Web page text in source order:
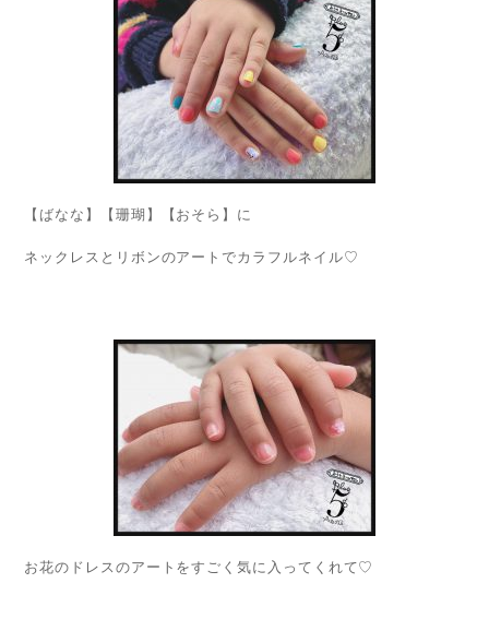
【ばなな】【珊瑚】【おそら】に
ネックレスとリボンのアートでカラフルネイル♡
お花のドレスのアートをすごく気に入ってくれて♡